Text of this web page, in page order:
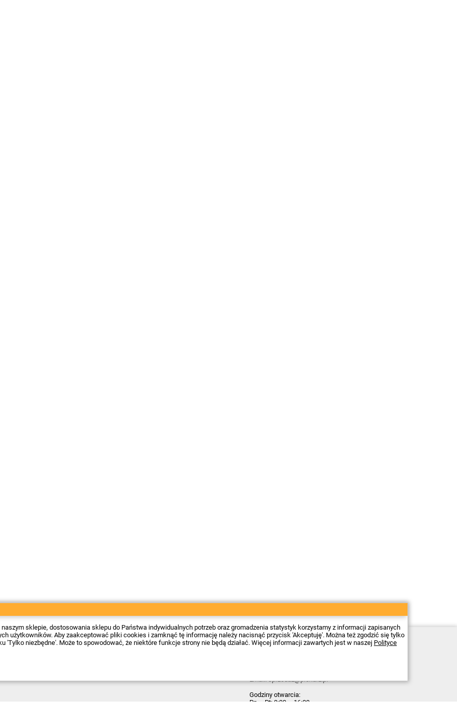
Sklep elektroniczny Firma Piekarz Sp. z o.o.
ul. Wólczyńska 206
Email:sprzedaz@piekarz.pl
Godziny otwarcia:
Pn – Pt: 8:00 – 16:00
sklepie, dostosowania sklepu do Państwa indywidualnych potrzeb oraz gromadzenia statystyk korzystamy z informacji zapisanych
użytkowników. Aby zaakceptować pliki cookies i zamknąć tę informację należy nacisnąć przycisk 'Akceptuję'. Można też zgodzić się tylko
'Tylko niezbędne'. Może to spowodować, że niektóre funkcje strony nie będą działać. Więcej informacji zawartych jest w naszej Polityce